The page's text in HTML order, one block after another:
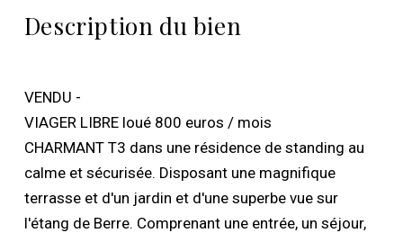
Description du bien
VENDU -
VIAGER LIBRE loué 800 euros / mois
CHARMANT T3 dans une résidence de standing au
calme et sécurisée. Disposant une magnifique
terrasse et d'un jardin et d'une superbe vue sur
l'étang de Berre. Comprenant une entrée, un séjour,